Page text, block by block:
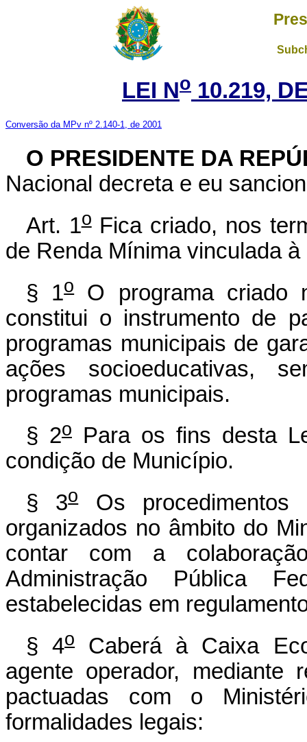
LEI No 10.219,
Conversão da MPv nº 2.140-1, de 2001
O PRESIDENTE DA
Nacional decreta e eu
Art. 1oFica criado, nos
de Renda Mínima vinculada
§ 1oO programa criado
constitui o instrumento de
programas municipais de
ações socioeducativas,
programas municipais.
§ 2o
Para os fins desta
condição de Município.
§ 3oOs procedimentos
organizados no âmbito do
contar com a
Administração Pública
estabelecidas em
§ 4oCaberá à Caixa
agente operador, mediante
pactuadas com o
formalidades legais: